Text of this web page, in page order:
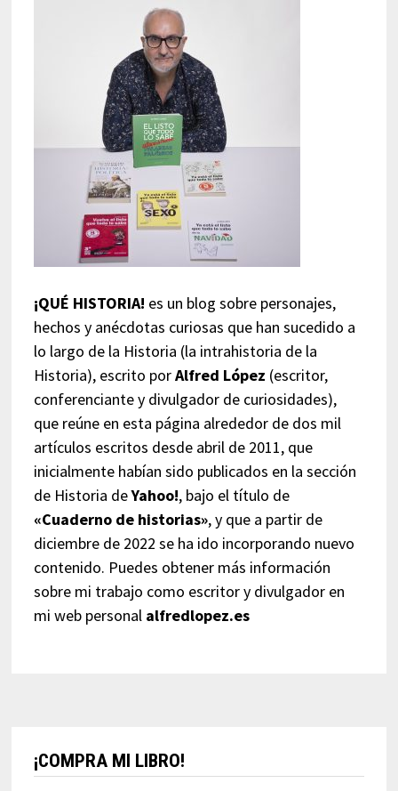
¡QUÉ HISTORIA! es un blog sobre personajes,
hechos y anécdotas curiosas que han sucedido a
lo largo de la Historia (la intrahistoria de la
Historia), escrito porAlfred López (escritor,
conferenciante y divulgador de curiosidades),
que reúne en esta página alrededor de dos mil
artículos escritos desde abril de 2011, que
inicialmente habían sido publicados en la sección
de Historia deYahoo!, bajo el título de
«Cuaderno de historias», y que a partir de
diciembre de 2022 se ha ido incorporando nuevo
contenido. Puedes obtener más información
sobre mi trabajo como escritor y divulgador en
mi web personal alfredlopez.es
¡COMPRA MI LIBRO!